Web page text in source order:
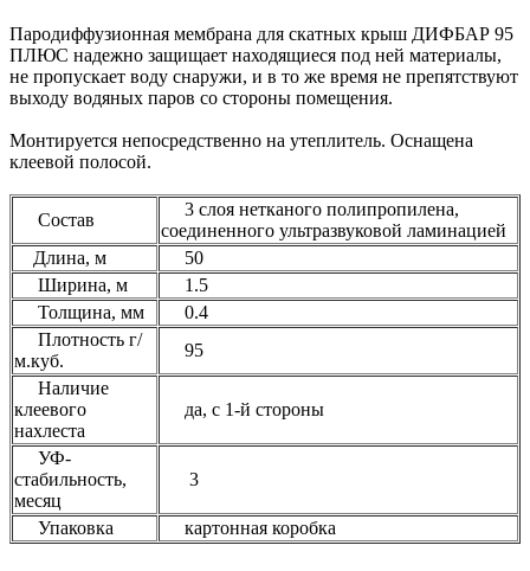
Пародиффузионная мембрана для скатных крыш ДИФБАР 95
ПЛЮС надежно защищает находящиеся под ней материалы,
не пропускает воду снаружи, и в то же время не препятствуют
выходу водяных паров со стороны помещения.
Монтируется непосредственно на утеплитель. Оснащена
клеевой полосой.
Состав
3 слоя нетканого полипропилена,
соединенного ультразвуковой ламинацией
Длина, м
50
Ширина, м
1.5
Толщина, мм
0.4
Плотность г/
м.куб.
95
Наличие
клеевого
нахлеста
да, с 1-й стороны
УФ-
стабильность,
месяц
3
Упаковка картонная коробка